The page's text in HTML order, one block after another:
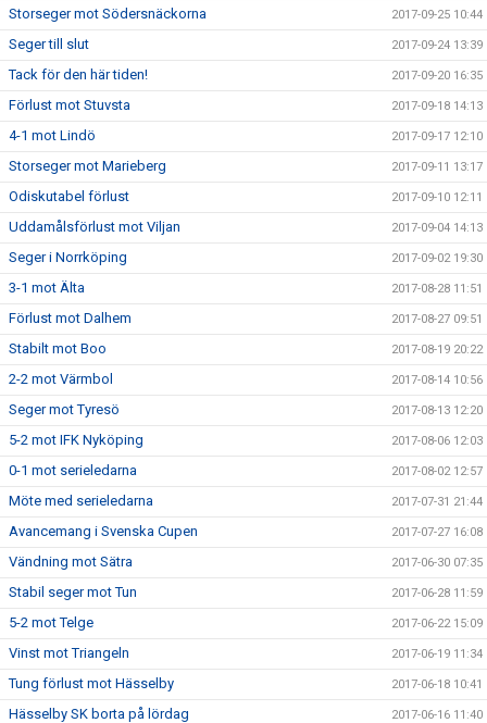
Storseger mot Södersnäckorna 2017-09-25 10:44
Seger till slut 2017-09-24 13:39
Tack för den här tiden! 2017-09-20 16:35
Förlust mot Stuvsta 2017-09-18 14:13
4-1 mot Lindö 2017-09-17 12:10
Storseger mot Marieberg 2017-09-11 13:17
Odiskutabel förlust 2017-09-10 12:11
Uddamålsförlust mot Viljan 2017-09-04 14:13
Seger i Norrköping 2017-09-02 19:30
3-1 mot Älta 2017-08-28 11:51
Förlust mot Dalhem 2017-08-27 09:51
Stabilt mot Boo 2017-08-19 20:22
2-2 mot Värmbol 2017-08-14 10:56
Seger mot Tyresö 2017-08-13 12:20
5-2 mot IFK Nyköping 2017-08-06 12:03
0-1 mot serieledarna 2017-08-02 12:57
Möte med serieledarna 2017-07-31 21:44
Avancemang i Svenska Cupen 2017-07-27 16:08
Vändning mot Sätra 2017-06-30 07:35
Stabil seger mot Tun 2017-06-28 11:59
5-2 mot Telge 2017-06-22 15:09
Vinst mot Triangeln 2017-06-19 11:34
Tung förlust mot Hässelby 2017-06-18 10:41
Hässelby SK borta på lördag 2017-06-16 11:40